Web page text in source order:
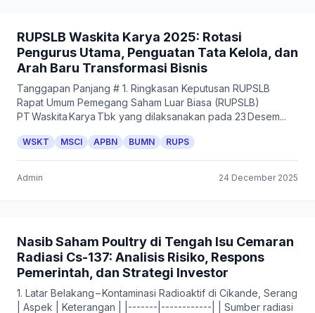
RUPSLB Waskita Karya 2025: Rotasi
Pengurus Utama, Penguatan Tata Kelola, dan
Arah Baru Transformasi Bisnis
Tanggapan Panjang # 1. Ringkasan Keputusan RUPSLB
Rapat Umum Pemegang Saham Luar Biasa (RUPSLB)
PT Waskita Karya Tbk yang dilaksanakan pada 23 Desem...
WSKT MSCI APBN BUMN RUPS
Admin 24 December 2025
Nasib Saham Poultry di Tengah Isu Cemaran
Radiasi Cs-137: Analisis Risiko, Respons
Pemerintah, dan Strategi Investor
1. Latar Belakang – Kontaminasi Radioaktif di Cikande, Serang
| Aspek | Keterangan | |-------|------------| | Sumber radiasi